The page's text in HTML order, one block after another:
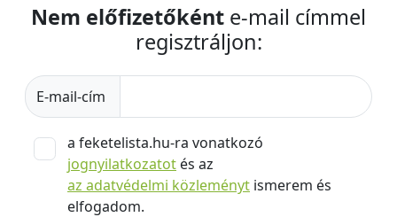
Nem előfizetőként e-mail címmel
regisztráljon:
E-mail-cím
a feketelista.hu-ra vonatkozó
jognyilatkozatot és az
az adatvédelmi közleményt ismerem és
elfogadom.